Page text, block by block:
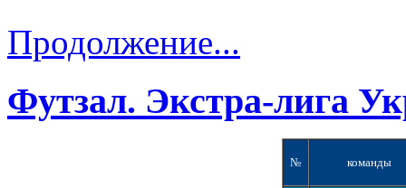
Продолжение...
Футзал. Экстра-лига
№ команды